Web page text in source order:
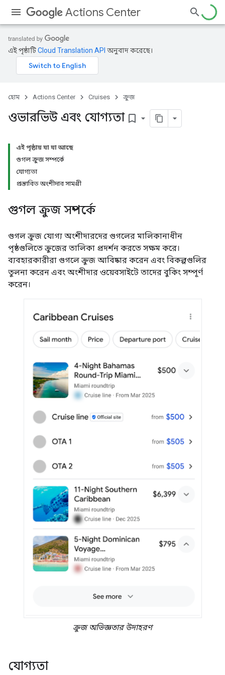
Actions Center
এই পৃষ্ঠাটিCloud Translation API অনুবাদ করেছে।
হোম Actions Center Cruises ক্রুজ
ওভারভিউ এবং যোগ্যতা bookmark_border
এই পৃষ্ঠায় যা যা আছে
গুগল ক্রুজ সম্পর্কে
যোগ্যতা
প্রস্তাবিত অংশীদার সামগ্রী
গুগল ক্রুজ সম্পর্কে
গুগল ক্রুজ যোগ্য অংশীদারদের গুগলের মালিকানাধীন
পৃষ্ঠগুলিতে ক্রুজের তালিকা প্রদর্শন করতে সক্ষম করে।
ব্যবহারকারীরা গুগলে ক্রুজ আবিষ্কার করেন এবং বিকল্পগুলির
তুলনা করেন এবং অংশীদার ওয়েবসাইটে তাদের বুকিং সম্পূর্ণ
করেন।
ক্রুজ অভিজ্ঞতার উদাহরণ
যোগ্যতা